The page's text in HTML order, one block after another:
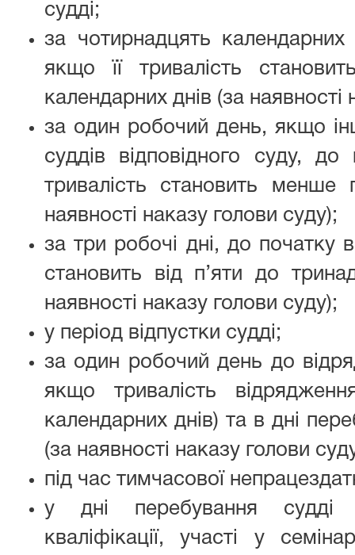
судді;
за чотирнадцять
якщо її тривалість
календарних днів (за наявності
за один робочий день, якщо
суддів відповідного суду,
тривалість становить менше
наявності наказу голови суду);
за три робочі дні, до початку
становить від п’яти до
наявності наказу голови суду);
у період відпустки судді;
за один робочий день до
якщо тривалість
календарних днів) та в дні
(за наявності наказу голови
під час тимчасової
у дні перебування судді
кваліфікації, участі у